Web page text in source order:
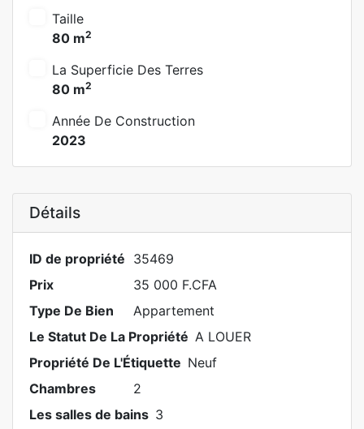
Taille
80 m2
La Superficie Des Terres
80 m2
Année De Construction
2023
Détails
ID de propriété 35469
Prix
35 000 F.CFA
Type De Bien
Appartement
Le Statut De La Propriété A LOUER
Propriété De L'Étiquette Neuf
Chambres
2
Les salles de bains 3